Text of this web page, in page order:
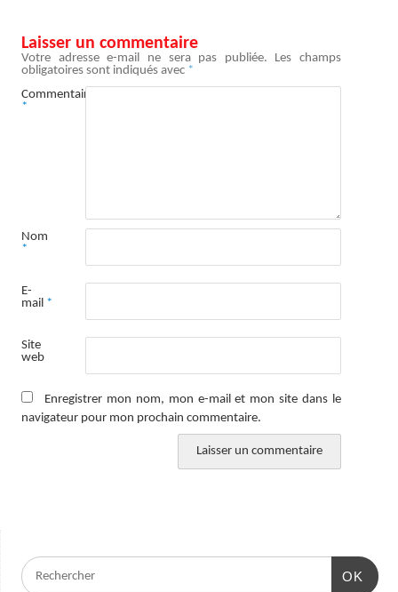
Laisser un commentaire
Votre adresse e-mail ne sera pas publiée.
Les champs
obligatoires sont indiqués avec *
Commentaire
*
Nom
*
E-
mail *
Site
web
Enregistrer mon nom, mon e-mail et mon site dans le
navigateur pour mon prochain commentaire.
OK